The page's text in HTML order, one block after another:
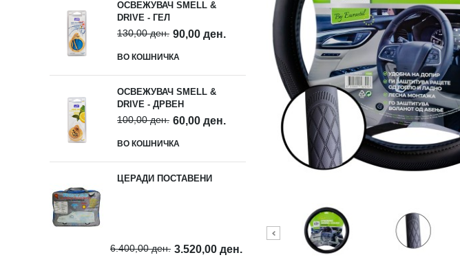
ОСВЕЖУВАЧ SMELL &
DRIVE - ГЕЛ
130,00 ден. 90,00 ден.
ВО КОШНИЧКА
ОСВЕЖУВАЧ SMELL &
DRIVE - ДРВЕН
100,00 ден. 60,00 ден.
ВО КОШНИЧКА
ЦЕРАДИ ПОСТАВЕНИ
6.400,00 ден. 3.520,00 ден.